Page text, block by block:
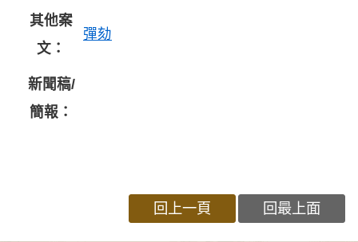
其他案
文：
彈劾
新聞稿/
簡報：
回上一頁 回最上面